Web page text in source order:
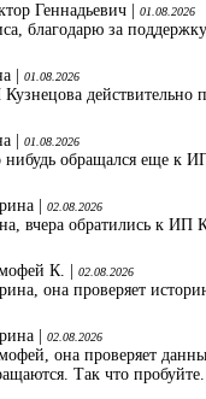
Геннадьевич | 01.08.2026
благодарю за
| 01.08.2026
действительно
| 01.08.2026
нибудь обращался еще к
| 02.08.2026
вчера обратились к ИП
К. | 02.08.2026
она проверяет
| 02.08.2026
она проверяет
Так что пробуйте.